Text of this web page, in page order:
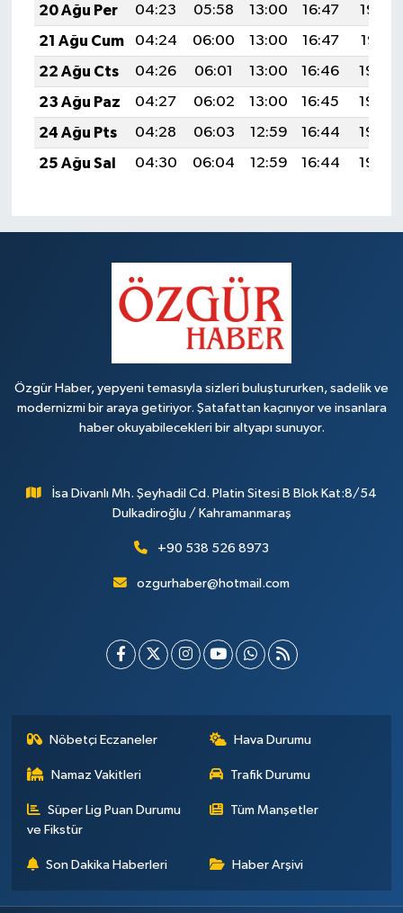
20 Ağu Per
04:23 05:58 13:00 16:47
19:52
21 Ağu Cum
04:24 06:00 13:00 16:47
19:51
22 Ağu Cts
04:26 06:01 13:00 16:46
19:49
23 Ağu Paz
04:27 06:02 13:00 16:45
19:48
24 Ağu Pts
04:28 06:03 12:59 16:44
19:46
25 Ağu Sal
04:30 06:04 12:59 16:44 19:44
Özgür Haber, yepyeni temasıyla sizleri buluştururken, sadelik ve
modernizmi bir araya getiriyor. Şatafattan kaçınıyor ve insanlara
haber okuyabilecekleri bir altyapı sunuyor.
İsa Divanlı Mh. Şeyhadil Cd. Platin Sitesi B Blok Kat:8/54
Dulkadiroğlu / Kahramanmaraş
+90 538 526 8973
ozgurhaber@hotmail.com
Nöbetçi Eczaneler Hava Durumu
Namaz Vakitleri Trafik Durumu
Süper Lig Puan Durumu
ve Fikstür
Tüm Manşetler
Son Dakika Haberleri Haber Arşivi